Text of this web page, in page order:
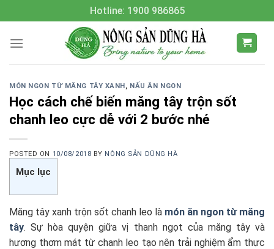
to
content
Hotline: 1900 986865
MÓN NGON TỪ MĂNG TÂY XANH, NẤU ĂN NGON
Học cách chế biến măng tây trộn sốt
chanh leo cực dễ với 2 bước nhé
POSTED ON 10/08/2018 BY NÔNG SẢN DŨNG HÀ
Mục lục
Măng tây xanh trộn sốt chanh leo là món ăn ngon từ măng
tây. Sự hòa quyện giữa vị thanh ngọt của măng tây và
hương thơm mát từ chanh leo tạo nên trải nghiệm ẩm thực